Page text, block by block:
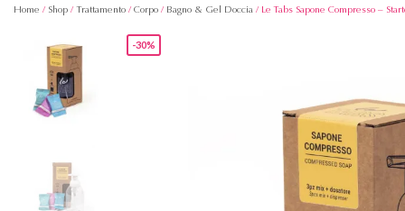
Aria
Armaf
Armani
Home / Shop / Trattamento / Corpo / Bagno & Gel Doccia / Le Tabs Sapone Compresso –
-30%